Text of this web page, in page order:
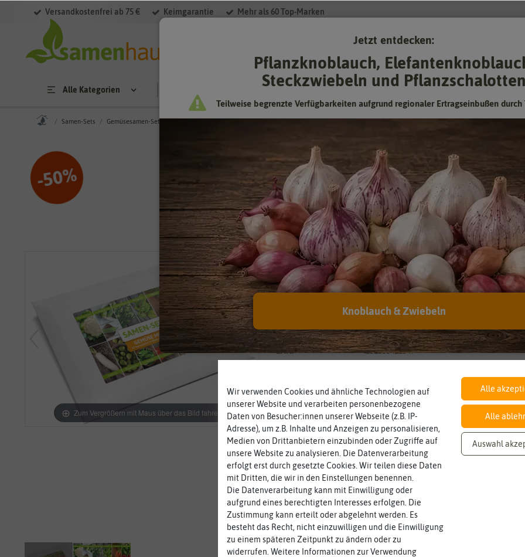
Versandkostenfrei ab 75 € Keimgarantie Mehr als 60 Top-Marken
Alle Kategorien
Samen-Sets Gemüsesamen-Sets
Zum Vergrößern mit Maus über das Bild fahren
-50%
Samen-Set Gemüse Mix mit 12 Sorten
[MHD 01/2022]
12 verschiedene Sorten
Mindesthaltbarkeitsdatum (MHD) überschritten oder
fast erreicht:
Kann man abgelaufenes Saatgut trotzdem noch
verwenden?
Artikelnummer:
2000-0403
EAN:
4251535412349
Inhalt
12 Samentütchen
Wie viel ist enthalten
Haltbarkeit
min. 01/2022
Zeitpunkt, bis zu dem das Saat-
und Pflanzgut sehr gut keimen
sollte.
Fruchtfarbe
gelb, grün, orange, rot, weiß
Die Farbe der reifen Frucht, die
sie nach dem Reifungsprozess hat.
Wir verwenden Cookies und ähnliche Technologien auf
unserer Website und verarbeiten personenbezogene
Daten von Besucher:innen unserer Webseite (z.B. IP-
Adresse), um z.B. Inhalte und Anzeigen zu personalisieren,
Medien von Drittanbietern einzubinden oder Zugriffe auf
unsere Website zu analysieren. Die Datenverarbeitung
erfolgt erst durch gesetzte Cookies. Wir teilen diese Daten
mit Dritten, die wir in den Einstellungen benennen.
Die Datenverarbeitung kann mit Einwilligung oder
aufgrund eines berechtigten Interesses erfolgen. Die
Zustimmung kann erteilt oder abgelehnt werden. Es
besteht das Recht, nicht einzuwilligen und die Einwilligung
zu einem späteren Zeitpunkt zu ändern oder zu
widerrufen. Weitere Informationen zur Verwendung
Alle
Alle
Auswahl
Jetzt entdecken:
Pflanzknoblauch,
Steckzwiebeln und Pflanzschalotten
Teilweise begrenzte Verfügbarkeiten aufgrund regionaler Ertragseinbußen durch
Knoblauch & Zwiebeln